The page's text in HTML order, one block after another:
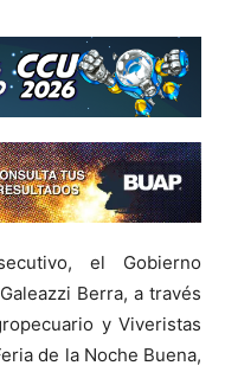
el Gobierno
Berra, a través
y Viveristas
de la Noche Buena,